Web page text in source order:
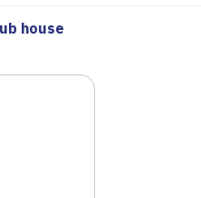
house